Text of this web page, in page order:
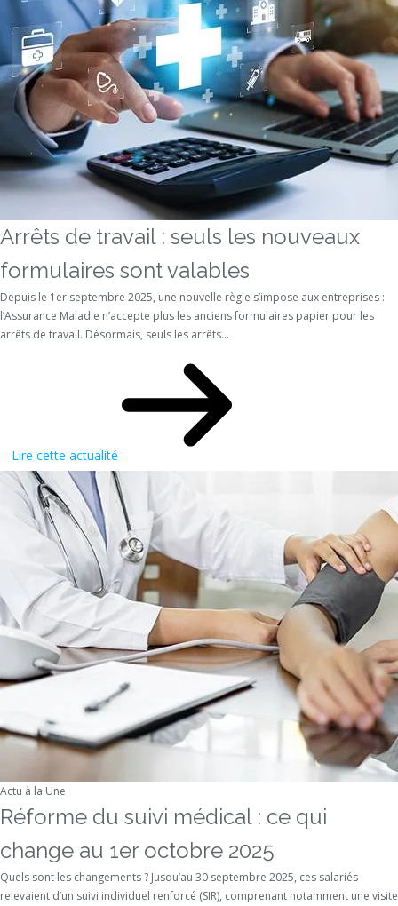
Arrêts de travail : seuls les nouveaux
formulaires sont valables
Depuis le 1er septembre 2025, une nouvelle règle s’impose aux entreprises :
l’Assurance Maladie n’accepte plus les anciens formulaires papier pour les
arrêts de travail. Désormais, seuls les arrêts...
Lire cette actualité
Actu à la Une
Réforme du suivi médical : ce qui
change au 1er octobre 2025
Quels sont les changements ? Jusqu’au 30 septembre 2025, ces salariés
relevaient d’un suivi individuel renforcé (SIR), comprenant notamment une visite